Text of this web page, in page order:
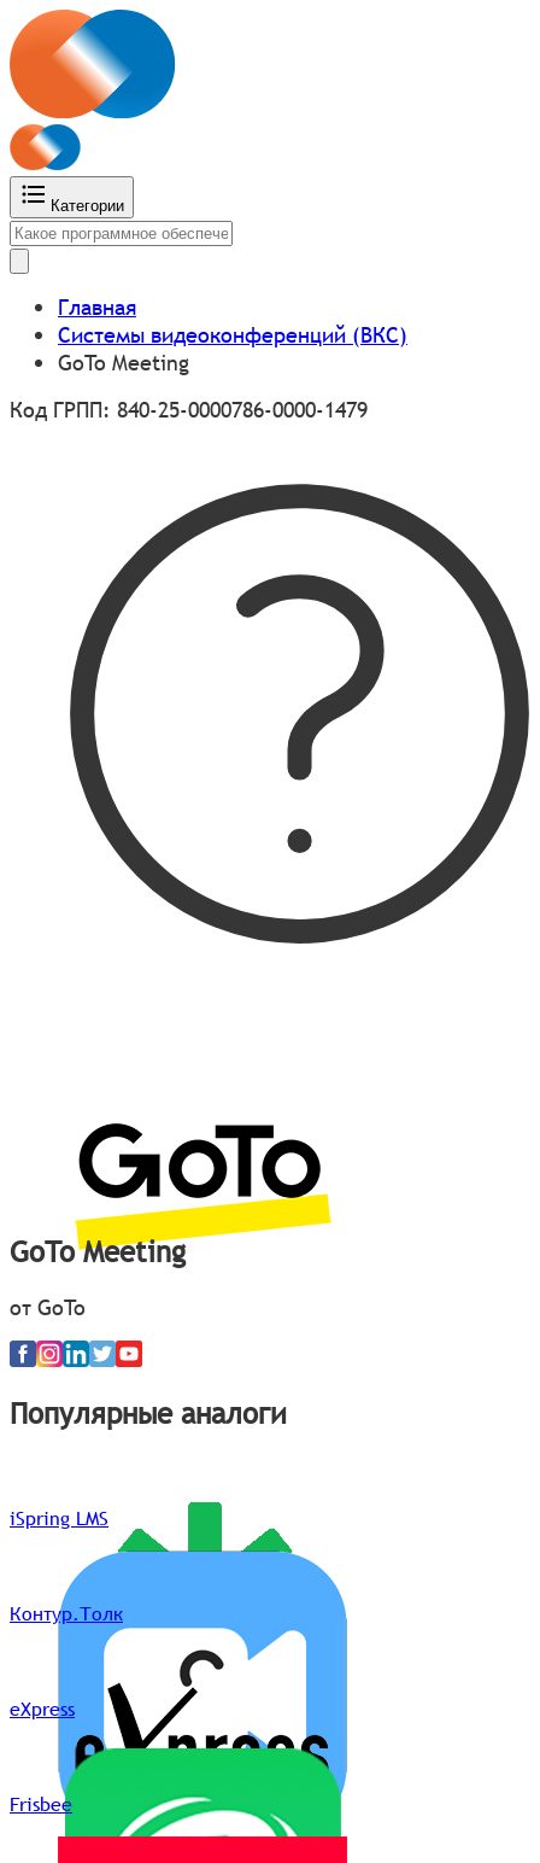
Категории
Главная
Системы видеоконференций (ВКС)
GoTo Meeting
Код ГРПП: 840-25-0000786-0000-1479
GoTo Meeting
от GoTo
Популярные аналоги
iSpring LMS
Контур.Толк
eXpress
Frisbee